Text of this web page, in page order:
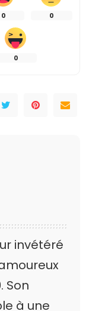
0 0
0
invétéré
Son
à une